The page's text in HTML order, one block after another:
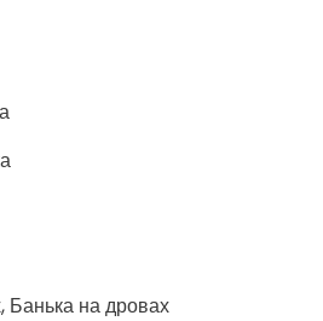
Банька на дровах